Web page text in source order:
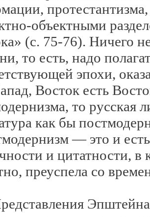
объектными
(с. 75-76). Ничего
то есть, надо
эпохи,
Восток есть
то русская
как бы
— это и есть
и цитатности, в
преуспела со
Эпштейна